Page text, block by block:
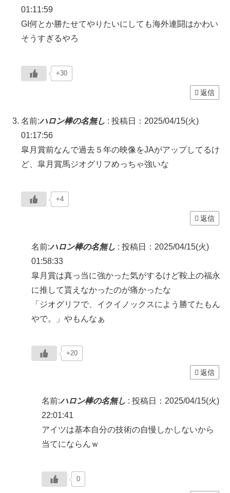
01:11:59
GI何とか勝たせてやりたいにしても海外連闘はかわい
そうすぎるやろ
+30
返信
名前:ハロン棒の名無し : 投稿日：2025/04/15(火)
01:17:56
皐月賞前なんで過去５年の映像をJAがアップしてるけ
ど、皐月賞馬ジオグリフめっちゃ強いな
+4
返信
名前:ハロン棒の名無し : 投稿日：2025/04/15(火)
01:58:33
皐月賞は真っ当に強かった気がするけど鞍上の福永
に推して貰えなかったのが痛かったな
「ジオグリフで、イクイノックスによう勝てたもん
やで。」やもんなぁ
+20
返信
名前:ハロン棒の名無し : 投稿日：2025/04/15(火)
22:01:41
アイツは基本自分の技術の自慢しかしないから
当てにならんｗ
0